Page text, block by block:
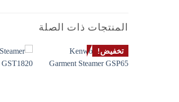
المنتجات ذات الصلة
تخفيض!